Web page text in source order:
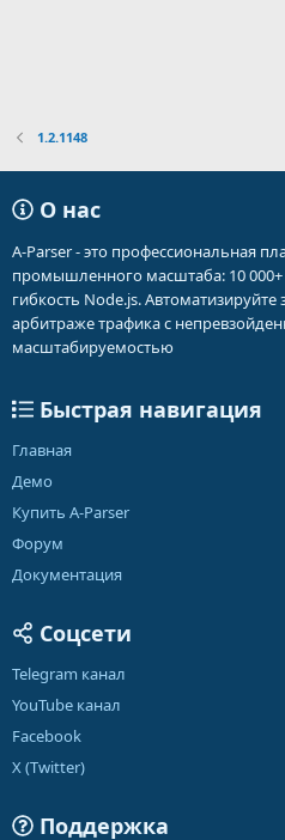
1.2.1148
О нас
A-Parser - это профессиональная
промышленного масштаба: 10 000+
гибкость Node.js. Автоматизируйте
арбитраже трафика с
масштабируемостью
Быстрая навигация
Главная
Демо
Купить A-Parser
Форум
Документация
Соцсети
Telegram канал
YouTube канал
Facebook
X (Twitter)
Поддержка